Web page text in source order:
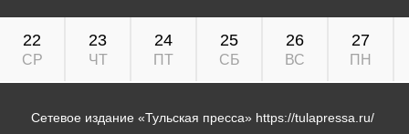
22
СР
23
ЧТ
24
ПТ
25
СБ
26
ВС
27
ПН
Сетевое издание «Тульская пресса» https://tulapressa.ru/